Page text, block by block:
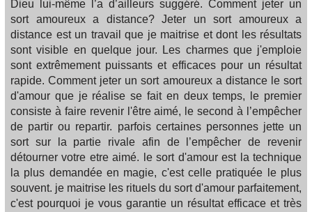
Dieu lui-même l’a d’ailleurs suggéré. Comment jeter un
sort amoureux a distance? Jeter un sort amoureux a
distance est un travail que je maitrise et dont les résultats
sont visible en quelque jour. Les charmes que j'emploie
sont extrêmement puissants et efficaces pour un résultat
rapide. Comment jeter un sort amoureux a distance le sort
d'amour que je réalise se fait en deux temps, le premier
consiste à faire revenir l'être aimé, le second à l’empêcher
de partir ou repartir. parfois certaines personnes jette un
sort sur la partie rivale afin de l’empêcher de revenir
détourner votre etre aimé. le sort d'amour est la technique
la plus demandée en magie, c'est celle pratiquée le plus
souvent. je maitrise les rituels du sort d'amour parfaitement,
c'est pourquoi je vous garantie un résultat efficace et très